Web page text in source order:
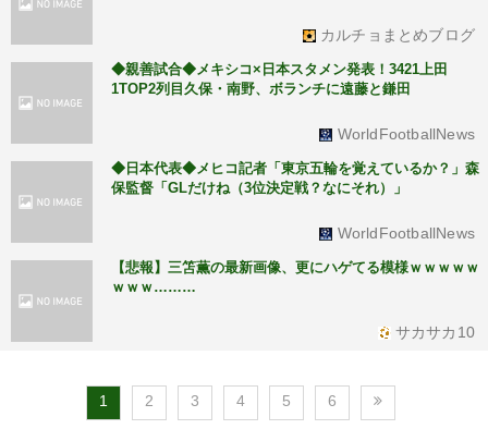
カルチョまとめブログ
◆親善試合◆メキシコ×日本スタメン発表！3421上田
1TOP2列目久保・南野、ボランチに遠藤と鎌田
WorldFootballNews
◆日本代表◆メヒコ記者「東京五輪を覚えているか？」森
保監督「GLだけね（3位決定戦？なにそれ）」
WorldFootballNews
【悲報】三笘薫の最新画像、更にハゲてる模様ｗｗｗｗｗ
ｗｗｗ………
サカサカ10
1 2 3 4 5 6